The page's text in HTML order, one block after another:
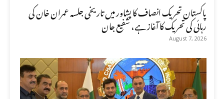
پاکستان تحریک انصاف کا پشاور میں تاریخی جلسہ عمران خان کی
رہائی کی تحریک کا آغاز ہے، شفیع جان
August 7, 2026